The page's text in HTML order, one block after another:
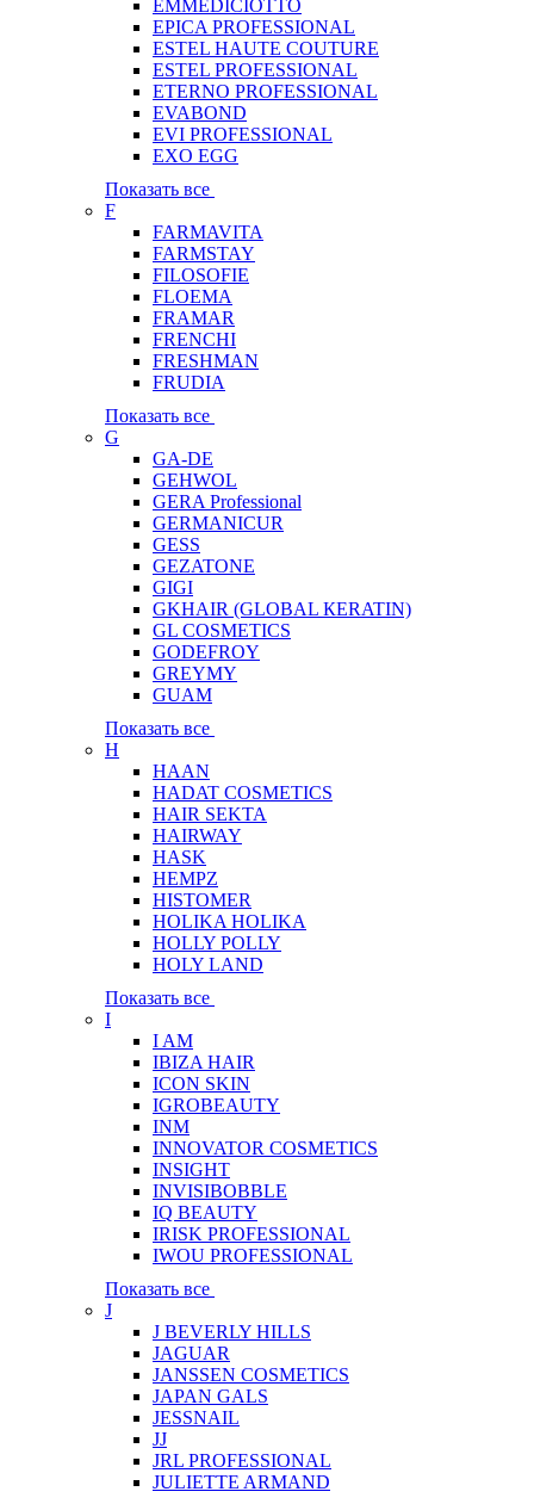
EMMEDICIOTTO
EPICA PROFESSIONAL
ESTEL HAUTE COUTURE
ESTEL PROFESSIONAL
ETERNO PROFESSIONAL
EVABOND
EVI PROFESSIONAL
EXO EGG
Показать все
F
FARMAVITA
FARMSTAY
FILOSOFIE
FLOEMA
FRAMAR
FRENCHI
FRESHMAN
FRUDIA
Показать все
G
GA-DE
GEHWOL
GERA Professional
GERMANICUR
GESS
GEZATONE
GIGI
GKHAIR (GLOBAL КЕRATIN)
GL COSMETICS
GODEFROY
GREYMY
GUAM
Показать все
H
HAAN
HADAT COSMETICS
HAIR SEKTA
HAIRWAY
HASK
HEMPZ
HISTOMER
HOLIKA HOLIKA
HOLLY POLLY
HOLY LAND
Показать все
I
I AM
IBIZA HAIR
ICON SKIN
IGROBEAUTY
INM
INNOVATOR COSMETICS
INSIGHT
INVISIBOBBLE
IQ BEAUTY
IRISK PROFESSIONAL
IWOU PROFESSIONAL
Показать все
J
J BEVERLY HILLS
JAGUAR
JANSSEN COSMETICS
JAPAN GALS
JESSNAIL
JJ
JRL PROFESSIONAL
JULIETTE ARMAND